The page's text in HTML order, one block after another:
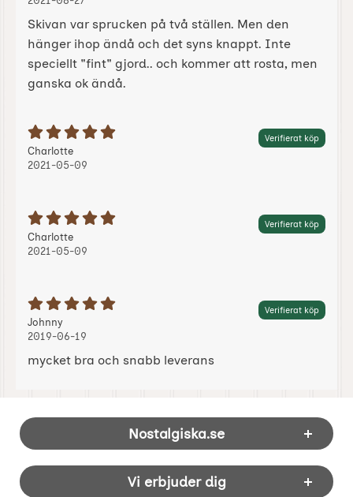
Skivan var sprucken på två ställen. Men den
hänger ihop ändå och det syns knappt. Inte
speciellt "fint" gjord.. och kommer att rosta, men
ganska ok ändå.
Betyg: 5 Stjärnor av 5 Verifierat köp
Recension av:
Charlotte, 2021-05-09
, 2021-05-09
2021-05-09
Betyg: 5 Stjärnor av 5 Verifierat köp
Recension av:
Charlotte, 2021-05-09
, 2021-05-09
2021-05-09
Betyg: 5 Stjärnor av 5 Verifierat köp
Recension av:
Johnny, 2019-06-19
, 2019-06-19
2019-06-19
mycket bra och snabb leverans
Sidfot Blandad info och länkar
Nostalgiska.se
Vi erbjuder dig